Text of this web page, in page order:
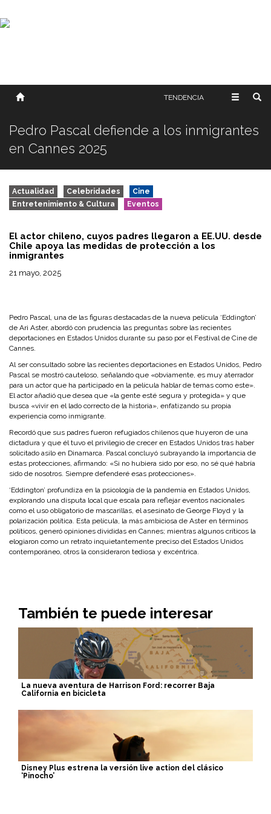
SOBRE NOSOTROS
TENDENCIA
Pedro Pascal defiende a los inmigrantes
en Cannes 2025
Actualidad Celebridades
Cine
Entretenimiento & Cultura
Eventos
El actor chileno, cuyos padres llegaron a EE.UU. desde
Chile apoya las medidas de protección a los
inmigrantes
21 mayo, 2025
Pedro Pascal, una de las figuras destacadas de la nueva película ‘Eddington’
de Ari Aster, abordó con prudencia las preguntas sobre las recientes
deportaciones en Estados Unidos durante su paso por el Festival de Cine de
Cannes.
Al ser consultado sobre las recientes deportaciones en Estados Unidos, Pedro
Pascal se mostró cauteloso, señalando que «obviamente, es muy aterrador
para un actor que ha participado en la película hablar de temas como este».
El actor añadió que desea que «la gente esté segura y protegida» y que
busca «vivir en el lado correcto de la historia», enfatizando su propia
experiencia como inmigrante.
Recordó que sus padres fueron refugiados chilenos que huyeron de una
dictadura y que él tuvo el privilegio de crecer en Estados Unidos tras haber
solicitado asilo en Dinamarca. Pascal concluyó subrayando la importancia de
estas protecciones, afirmando: «Si no hubiera sido por eso, no sé qué habría
sido de nosotros. Siempre defenderé esas protecciones».
‘Eddington’ profundiza en la psicología de la pandemia en Estados Unidos,
explorando una disputa local que escala para reflejar eventos nacionales
como el uso obligatorio de mascarillas, el asesinato de George Floyd y la
polarización política. Esta película, la más ambiciosa de Aster en términos
políticos, generó opiniones divididas en Cannes; mientras algunos críticos la
elogiaron como un retrato inquietantemente preciso del Estados Unidos
contemporáneo, otros la consideraron tediosa y excéntrica.
También te puede interesar
La nueva aventura de Harrison Ford: recorrer Baja
California en bicicleta
Disney Plus estrena la versión live action del clásico
‘Pinocho’